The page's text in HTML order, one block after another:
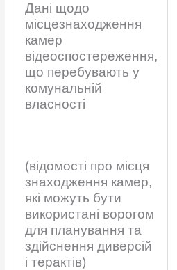
Дані щодо
місцезнаходження
камер
відеоспостереження,
що перебувають у
комунальній
власності
(відомості про місця
знаходження камер,
які можуть бути
використані ворогом
для планування та
здійснення диверсій
і терактів)